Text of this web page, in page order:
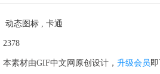
动态图标 , 卡通
2378
本素材由GIF中文网原创设计， 升级会员